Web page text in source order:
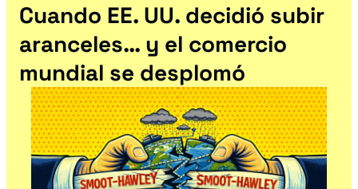
Cuando EE. UU. decidió subir
aranceles… y el comercio
mundial se desplomó